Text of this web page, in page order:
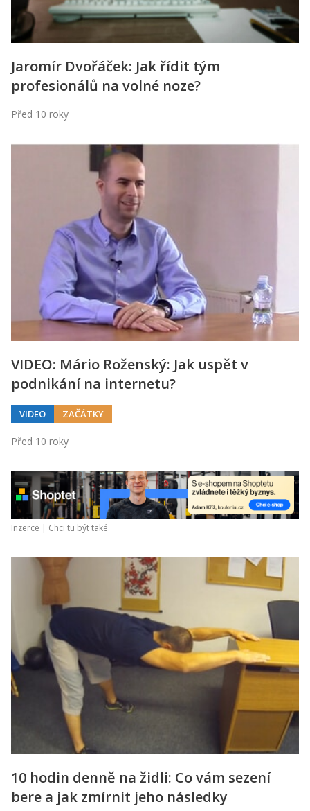
Jaromír Dvořáček: Jak řídit tým
profesionálů na volné noze?
Před 10 roky
VIDEO: Mário Roženský: Jak uspět v
podnikání na internetu?
VIDEO ZAČÁTKY
Před 10 roky
Inzerce | Chci tu být také
10 hodin denně na židli: Co vám sezení
bere a jak zmírnit jeho následky